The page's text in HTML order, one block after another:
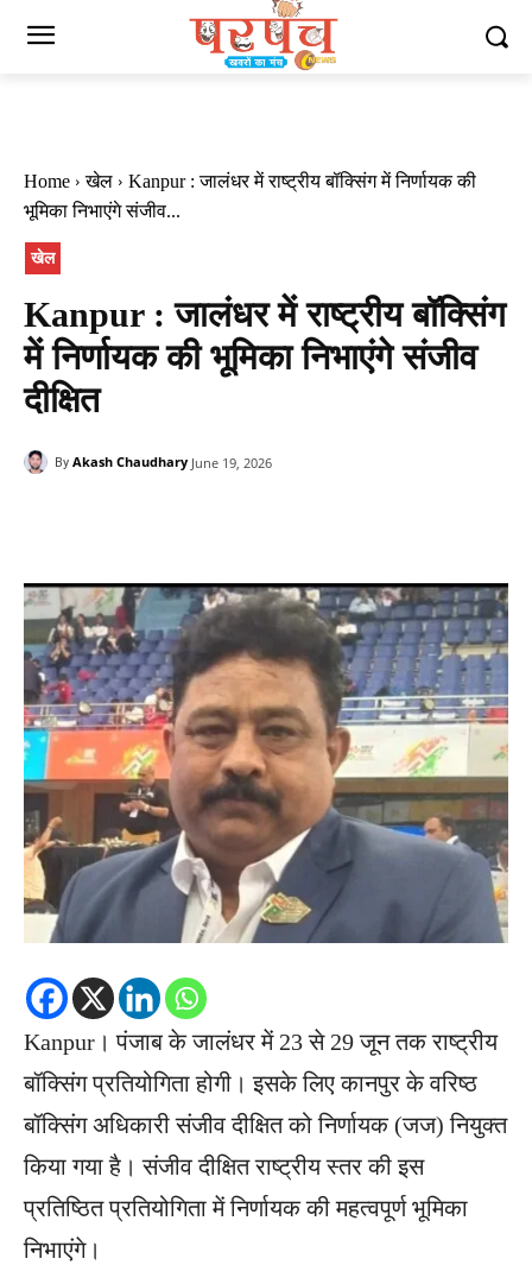
Home खेल
Kanpur : जालंधर में राष्ट्रीय बॉक्सिंग में निर्णायक की
भूमिका निभाएंगे संजीव...
खेल
Kanpur : जालंधर में राष्ट्रीय बॉक्सिंग
में निर्णायक की भूमिका निभाएंगे संजीव
दीक्षित
By Akash Chaudhary June 19, 2026
Kanpur। पंजाब के जालंधर में 23 से 29 जून तक राष्ट्रीय
बॉक्सिंग प्रतियोगिता होगी। इसके लिए कानपुर के वरिष्ठ
बॉक्सिंग अधिकारी संजीव दीक्षित को निर्णायक (जज) नियुक्त
किया गया है। संजीव दीक्षित राष्ट्रीय स्तर की इस
प्रतिष्ठित प्रतियोगिता में निर्णायक की महत्वपूर्ण भूमिका
निभाएंगे।